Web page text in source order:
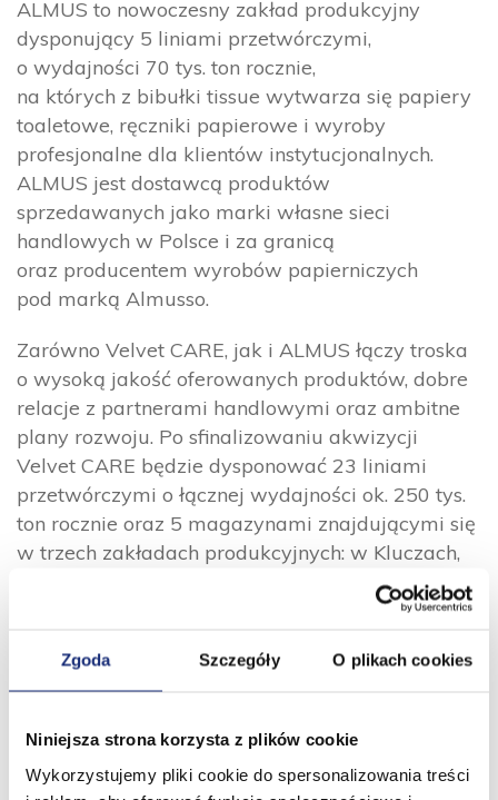
Zgoda Szczegóły O plikach cookies
Niniejsza strona korzysta z plików cookie
Wykorzystujemy pliki cookie do spersonalizowania treści
ALMUS to nowoczesny zakład produkcyjny
dysponujący 5 liniami przetwórczymi,
o wydajności 70 tys. ton rocznie,
na których z bibułki tissue wytwarza się papiery
toaletowe, ręczniki papierowe i wyroby
profesjonalne dla klientów instytucjonalnych.
ALMUS jest dostawcą produktów
sprzedawanych jako marki własne sieci
handlowych w Polsce i za granicą
oraz producentem wyrobów papierniczych
pod marką Almusso.
Zarówno Velvet CARE, jak i ALMUS łączy troska
o wysoką jakość oferowanych produktów, dobre
relacje z partnerami handlowymi oraz ambitne
plany rozwoju. Po sfinalizowaniu akwizycji
Velvet CARE będzie dysponować 23 liniami
przetwórczymi o łącznej wydajności ok. 250 tys.
ton rocznie oraz 5 magazynami znajdującymi się
w trzech zakładach produkcyjnych: w Kluczach,
w Słomnikach i Żabcicach (Czechy). Firma
planuje dalszy rozwój biznesu na rynkach Europy
strategicznymi akwizycjami.
zarejestrowana w Sądzie Rejonowym dla
Krakowa – Śródmieścia w Krakowie, Wydział XII